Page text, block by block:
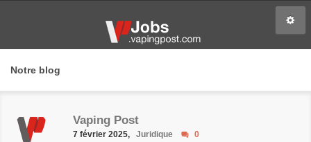
Notre blog
Vaping Post
7 février 2025, Juridique 0